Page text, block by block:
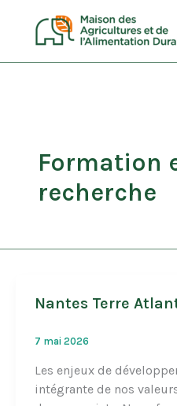
contenu
Formation
recherche
Nantes Terre
7 mai 2026
Les enjeux de
intégrante de nos